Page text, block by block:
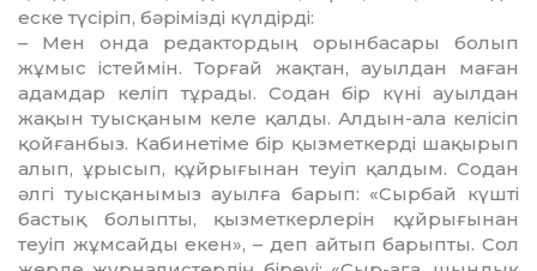
еске түсіріп, бәрімізді күл­дірді:
– Мен онда редактордың орын­ба­сары болып
жұмыс істеймін. Торғай жақтан, ауылдан маған
адамдар келіп тұрады. Содан бір күні ауылдан
жақын туысқаным келе қалды. Алдын-ала келісіп
қойған­быз. Кабинетіме бір қыз­меткерді шақырып
алып, ұрысып, құйрығынан теуіп қалдым. Содан
әлгі туысқанымыз ауылға барып: «Сырбай күшті
бастық болыпты, қызметкерлерін құйрығынан
теуіп жұмсайды екен», – деп айтып барыпты. Сол